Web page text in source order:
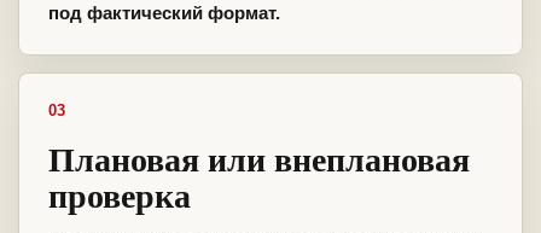
под фактический формат.
03
Плановая или внеплановая
проверка